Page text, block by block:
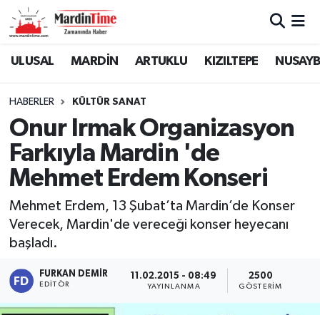
ULUSAL MARDİN ARTUKLU KIZILTEPE
HABERLER KÜLTÜR SANAT
Onur Irmak Organizasyon
Farkıyla Mardin 'de
Mehmet Erdem Konseri
Mehmet Erdem, 13 Şubat’ta Mardin’de Konser
Verecek, Mardin'de vereceği konser heyecanı
başladı.
FURKAN DEMIR
EDITÖR
11.02.2015 - 08:49
YAYINLANMA
2500
GÖSTERIM
Mardin Nöbetçi Eczaneler
Mardin Namaz Vakitleri
Mardin Trafik Yoğunluk Haritası
Süper Lig Puan Durumu ve Fikstür
Tüm Manşetler
Son Dakika Haberleri
Haber Arşivi